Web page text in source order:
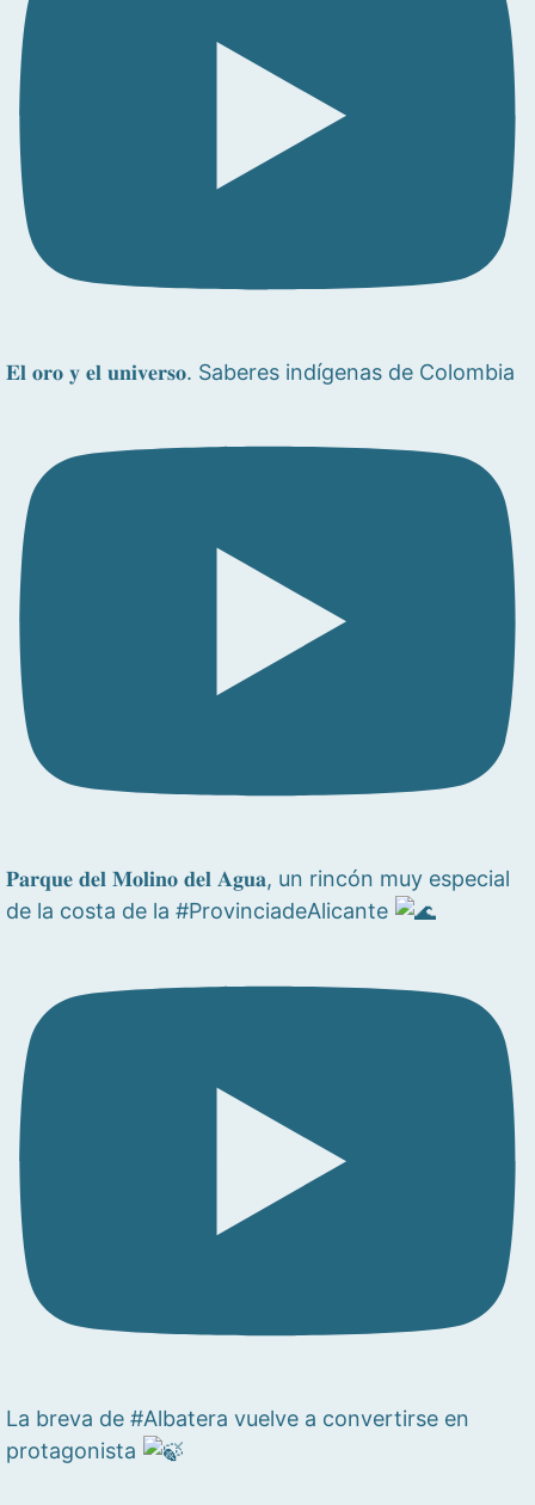
𝐄𝐥 𝐨𝐫𝐨 𝐲 𝐞𝐥 𝐮𝐧𝐢𝐯𝐞𝐫𝐬𝐨. Saberes indígenas de Colombia
𝐏𝐚𝐫𝐪𝐮𝐞 𝐝𝐞𝐥 𝐌𝐨𝐥𝐢𝐧𝐨 𝐝𝐞𝐥 𝐀𝐠𝐮𝐚, un rincón muy especial
de la costa de la #ProvinciadeAlicante
La breva de #Albatera vuelve a convertirse en
protagonista